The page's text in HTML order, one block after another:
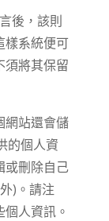
後，該則
樣系統便可
須將其保留
網站還會儲
的個人資
或刪除自己
)。請注
人資訊。